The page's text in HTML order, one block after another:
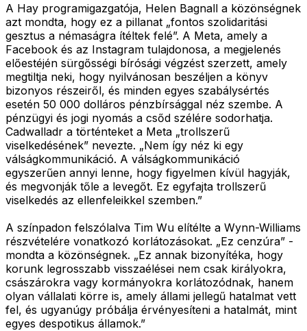
A Hay programigazgatója, Helen Bagnall a közönségnek
azt mondta, hogy ez a pillanat „fontos szolidaritási
gesztus a némaságra ítéltek felé”. A Meta, amely a
Facebook és az Instagram tulajdonosa, a megjelenés
előestéjén sürgősségi bírósági végzést szerzett, amely
megtiltja neki, hogy nyilvánosan beszéljen a könyv
bizonyos részeiről, és minden egyes szabálysértés
esetén 50 000 dolláros pénzbírsággal néz szembe. A
pénzügyi és jogi nyomás a csőd szélére sodorhatja.
Cadwalladr a történteket a Meta „trollszerű
viselkedésének” nevezte. „Nem így néz ki egy
válságkommunikáció. A válságkommunikáció
egyszerűen annyi lenne, hogy figyelmen kívül hagyják,
és megvonják tőle a levegőt. Ez egyfajta trollszerű
viselkedés az ellenfeleikkel szemben.”
A színpadon felszólalva Tim Wu elítélte a Wynn-Williams
részvételére vonatkozó korlátozásokat. „Ez cenzúra” -
mondta a közönségnek. „Ez annak bizonyítéka, hogy
korunk legrosszabb visszaélései nem csak királyokra,
császárokra vagy kormányokra korlátozódnak, hanem
olyan vállalati körre is, amely állami jellegű hatalmat vett
fel, és ugyanúgy próbálja érvényesíteni a hatalmát, mint
egyes despotikus államok.”